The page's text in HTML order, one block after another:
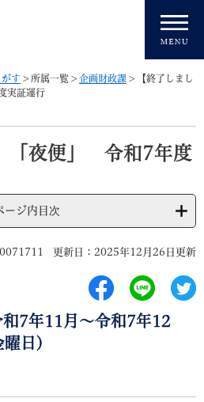
す > 所属一覧 > 企画財政課 >
【終了しまし
実証運行
「夜便」 令和7年度
ージ内目次
更新日：2025年12月26日更新
7年11月～令和7年12
日)